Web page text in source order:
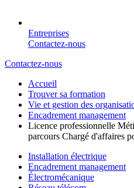
Entreprises
Contactez-nous
Contactez-nous
Accueil
Trouver sa formation
Vie et gestion des
Encadrement management
Licence professionnelle
parcours Chargé d'affaires
Installation électrique
Encadrement management
Électromécanique